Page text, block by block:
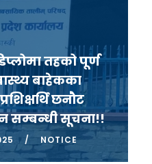
तहको पूर्ण
बाहेकका
छनौट
सम्बन्धी सूचना!!
NOTICE